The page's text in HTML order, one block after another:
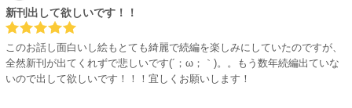
新刊出して欲しいです！！
このお話し面白いし絵もとても綺麗で続編を楽しみにしていたのですが、
全然新刊が出てくれずで悲しいです(´；ω；｀)。。もう数年続編出ていな
いので出して欲しいです！！！宜しくお願いします！